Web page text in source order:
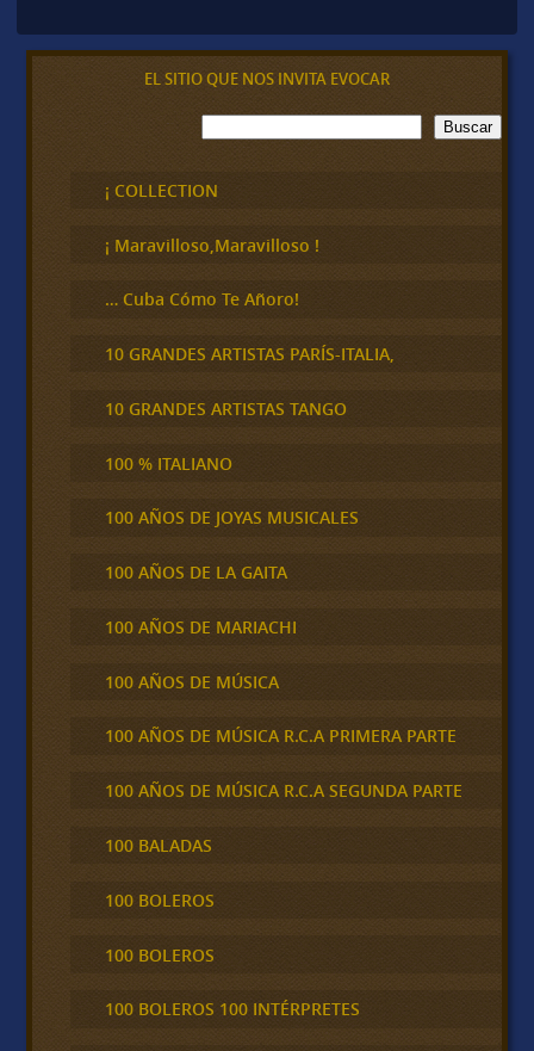
EL SITIO QUE NOS INVITA EVOCAR
B
u
c
a
Buscar
¡ COLLECTION
¡ Maravilloso,Maravilloso !
… Cuba Cómo Te Añoro!
10 GRANDES ARTISTAS PARÍS-ITALIA,
10 GRANDES ARTISTAS TANGO
100 % ITALIANO
100 AÑOS DE JOYAS MUSICALES
100 AÑOS DE LA GAITA
100 AÑOS DE MARIACHI
100 AÑOS DE MÚSICA
100 AÑOS DE MÚSICA R.C.A PRIMERA PARTE
100 AÑOS DE MÚSICA R.C.A SEGUNDA PARTE
100 BALADAS
100 BOLEROS
100 BOLEROS
100 BOLEROS 100 INTÉRPRETES